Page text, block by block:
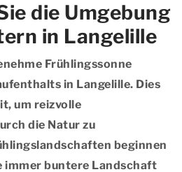
die Umgebung
in Langelille
Frühlingssonne
in Langelille. Dies
um reizvolle
die Natur zu
beginnen
immer buntere Landschaft